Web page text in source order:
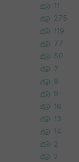
11
275
119
77
50
7
9
9
16
13
14
2
2